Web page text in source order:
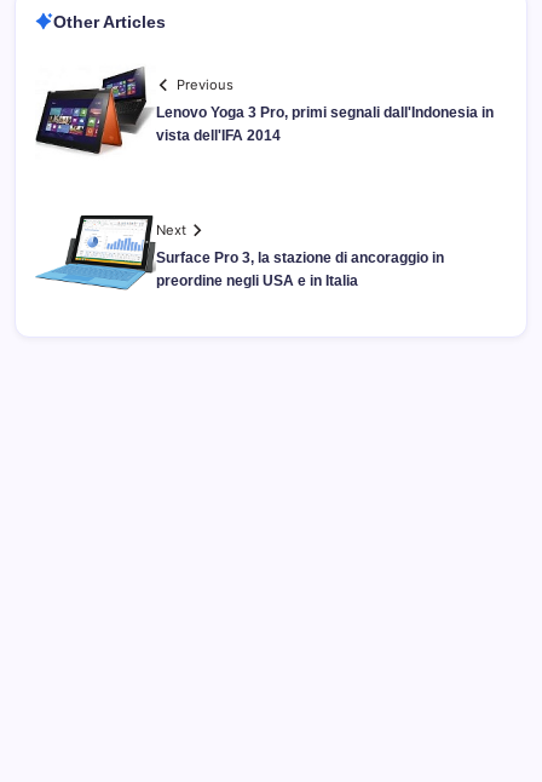
Other Articles
Previous
Lenovo Yoga 3 Pro, primi segnali dall'Indonesia in
vista dell'IFA 2014
Next
Surface Pro 3, la stazione di ancoraggio in
preordine negli USA e in Italia